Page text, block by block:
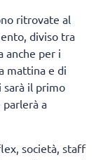
ritrovate al
diviso tra
anche per i
mattina e di
sarà il primo
a
società, staff